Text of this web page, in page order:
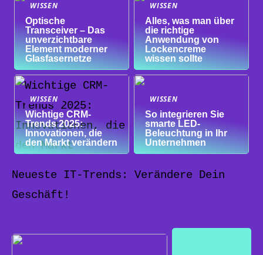
WISSEN
Optische
Transceiver – Das
unverzichtbare
Element moderner
Glasfasernetze
WISSEN
Alles, was man über
die richtige
Anwendung von
Lockencreme
wissen sollte
WISSEN
Wichtige CRM-
Trends 2025:
Innovationen, die
den Markt verändern
WISSEN
So integrieren Sie
smarte LED-
Beleuchtung in Ihr
Unternehmen
Neueste IT-Trends: Verändere Dein
Geschäft!